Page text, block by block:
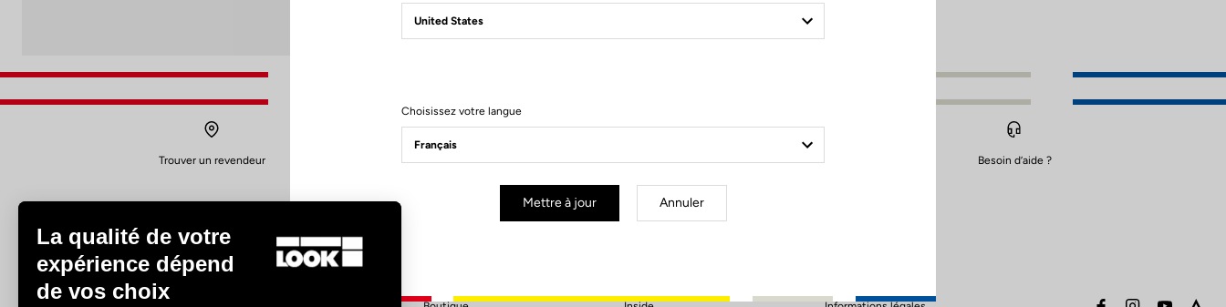
Trouver un revendeur
S'inscrire à la newsletter
Valider
Besoin d’aide ?
Choisissez votre langue
Mettre à jour Annuler
La qualité de votre
expérience dépend
de vos choix